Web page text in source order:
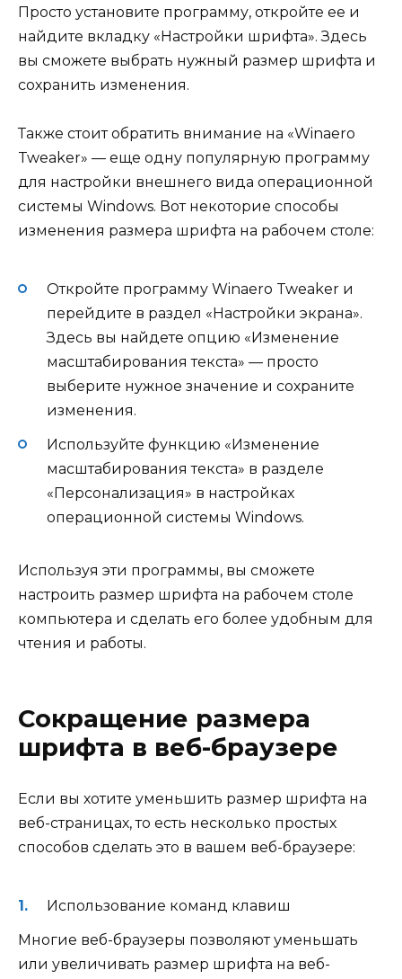
Просто установите программу, откройте ее и
найдите вкладку «Настройки шрифта». Здесь
вы сможете выбрать нужный размер шрифта и
сохранить изменения.
Также стоит обратить внимание на «Winaero
Tweaker» — еще одну популярную программу
для настройки внешнего вида операционной
системы Windows. Вот некоторие способы
изменения размера шрифта на рабочем столе:
Откройте программу Winaero Tweaker и
перейдите в раздел «Настройки экрана».
Здесь вы найдете опцию «Изменение
масштабирования текста» — просто
выберите нужное значение и сохраните
изменения.
Используйте функцию «Изменение
масштабирования текста» в разделе
«Персонализация» в настройках
операционной системы Windows.
Используя эти программы, вы сможете
настроить размер шрифта на рабочем столе
компьютера и сделать его более удобным для
чтения и работы.
Сокращение размера
шрифта в веб-браузере
Если вы хотите уменьшить размер шрифта на
веб-страницах, то есть несколько простых
способов сделать это в вашем веб-браузере:
Использование команд клавиш
Многие веб-браузеры позволяют уменьшать
или увеличивать размер шрифта на веб-